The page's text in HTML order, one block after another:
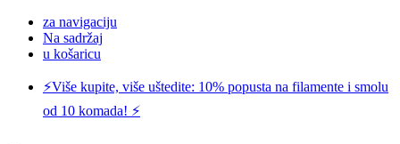
za navigaciju
Na sadržaj
u košaricu
⚡️Više kupite, više uštedite: 10% popusta na filamente i smolu
od 10 komada! ⚡️